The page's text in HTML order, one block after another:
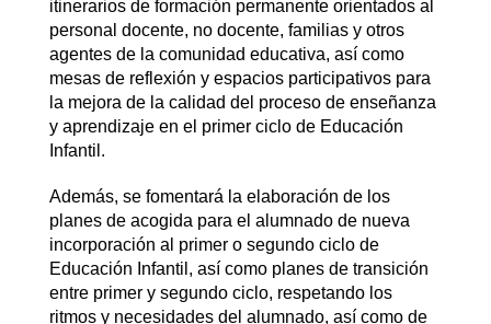
itinerarios de formación permanente orientados al
personal docente, no docente, familias y otros
agentes de la comunidad educativa, así como
mesas de reflexión y espacios participativos para
la mejora de la calidad del proceso de enseñanza
y aprendizaje en el primer ciclo de Educación
Infantil.
Además, se fomentará la elaboración de los
planes de acogida para el alumnado de nueva
incorporación al primer o segundo ciclo de
Educación Infantil, así como planes de transición
entre primer y segundo ciclo, respetando los
ritmos y necesidades del alumnado, así como de